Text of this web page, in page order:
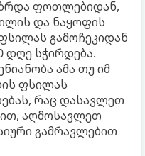
ფოთლებიდან,
და ნაყოფის
გამოჩეკიდან
დღე სჭირდება.
ამა თუ იმ
ფსილას
რაც დასავლეთ
აღმოსავლეთ
გამრავლებით